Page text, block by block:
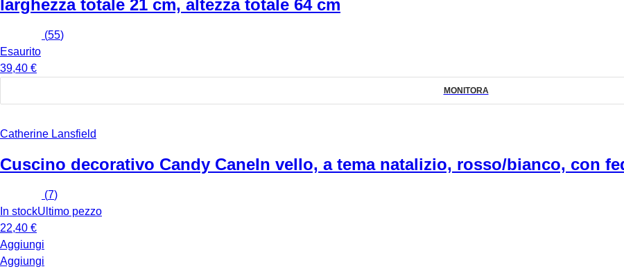
larghezza totale 21 cm, altezza totale 64 cm
(55)
Esaurito
39,40 €
MONITORA
Catherine Lansfield
Cuscino decorativo Candy CaneIn vello, a tema natalizio, rosso/bianco, con
(7)
In stockUltimo pezzo
22,40 €
Aggiungi
Aggiungi